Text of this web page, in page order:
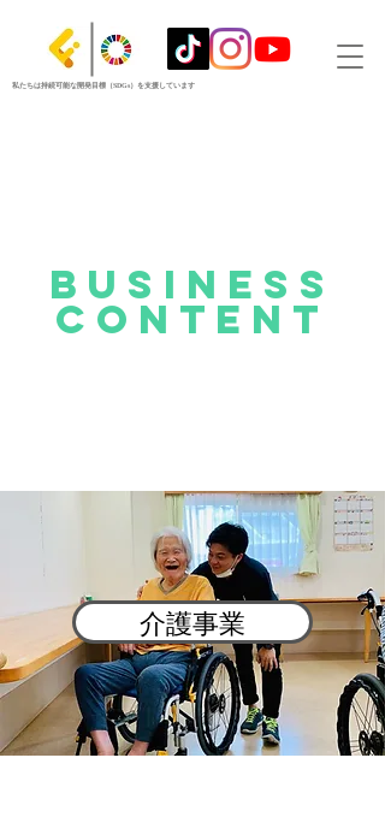
私たちは持続可能な開発目標（SDGs）を支援しています
Business
content
介護事業